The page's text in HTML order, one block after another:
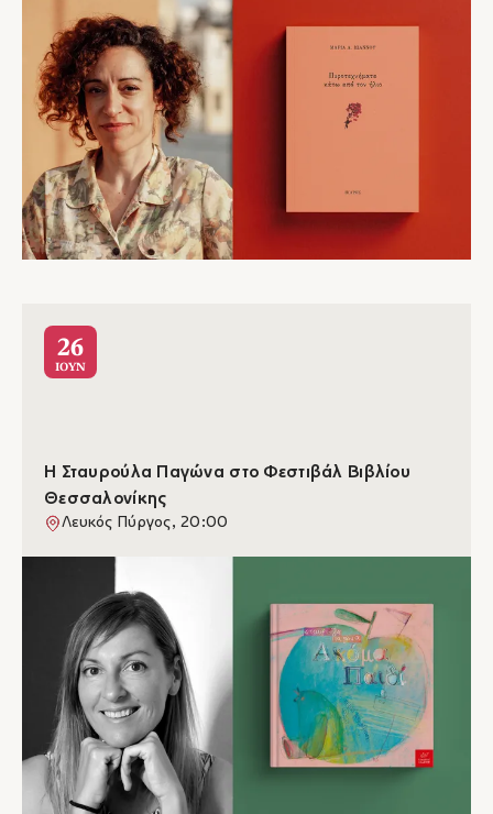
26
ΙΟΥΝ
Η Σταυρούλα Παγώνα στο Φεστιβάλ Βιβλίου
Θεσσαλονίκης
Λευκός Πύργος, 20:00